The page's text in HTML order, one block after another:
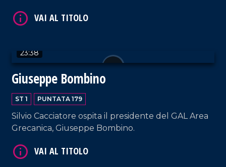
23:38
Giuseppe Bombino
ST 1 PUNTATA 179
Silvio Cacciatore ospita il presidente del GAL Area
Grecanica, Giuseppe Bombino.
VAI AL TITOLO